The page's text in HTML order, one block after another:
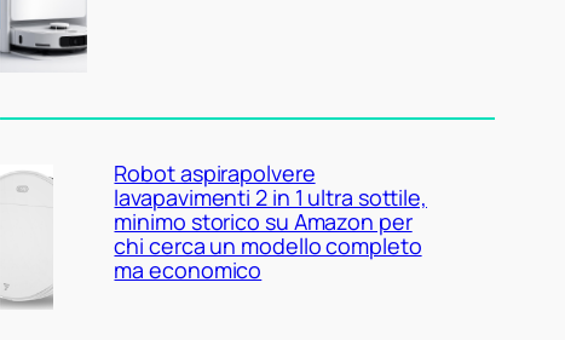
Robot aspirapolvere
lavapavimenti 2 in 1 ultra sottile,
minimo storico su Amazon per
chi cerca un modello completo
ma economico